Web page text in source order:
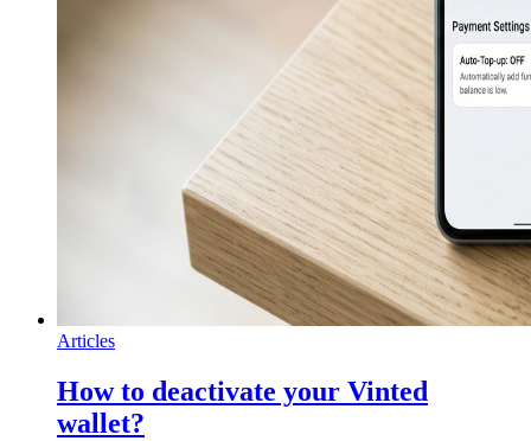
Articles
How to deactivate your Vinted
wallet?